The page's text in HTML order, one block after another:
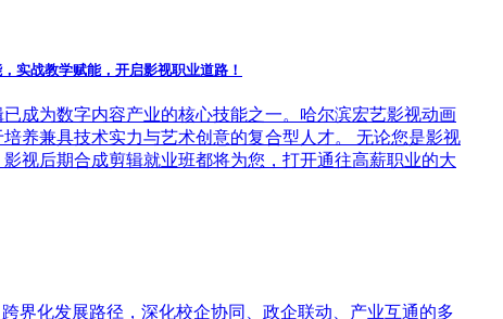
实战教学赋能，开启影视职业道路！
成为数字内容产业的核心技能之一。哈尔滨宏艺影视动画
养兼具技术实力与艺术创意的复合型人才。 无论您是影视
视后期合成剪辑就业班都将为您，打开通往高薪职业的大
界化发展路径，深化校企协同、政企联动、产业互通的多